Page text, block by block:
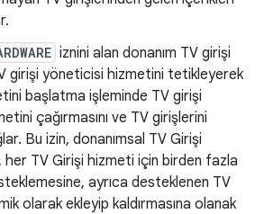
iznini alan donanım TV girişi
girişi yöneticisi hizmetini tetikleyerek
başlatma işleminde TV girişi
çağırmasını ve TV girişlerini
Bu izin, donanımsal TV Girişi
her TV Girişi hizmeti için birden fazla
ayrıca desteklenen TV
olarak ekleyip kaldırmasına olanak